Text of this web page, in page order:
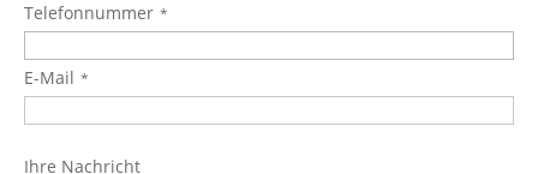
Telefonnummer
E-Mail
Ihre Nachricht